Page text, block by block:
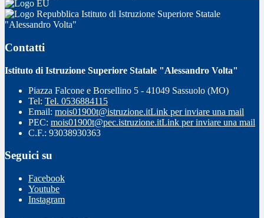
Istituto di Istruzione Superiore Statale
"Alessandro Volta"
Contatti
Istituto di Istruzione Superiore Statale "Alessandro Volta"
Piazza Falcone e Borsellino 5 - 41049 Sassuolo (MO)
Tel: Tel. 0536884115
Email: mois01900t@istruzione.itLink per inviare una mail
PEC: mois01900t@pec.istruzione.itLink per inviare una mail
C.F.: 93038930363
Seguici su
Facebook
Youtube
Instagram